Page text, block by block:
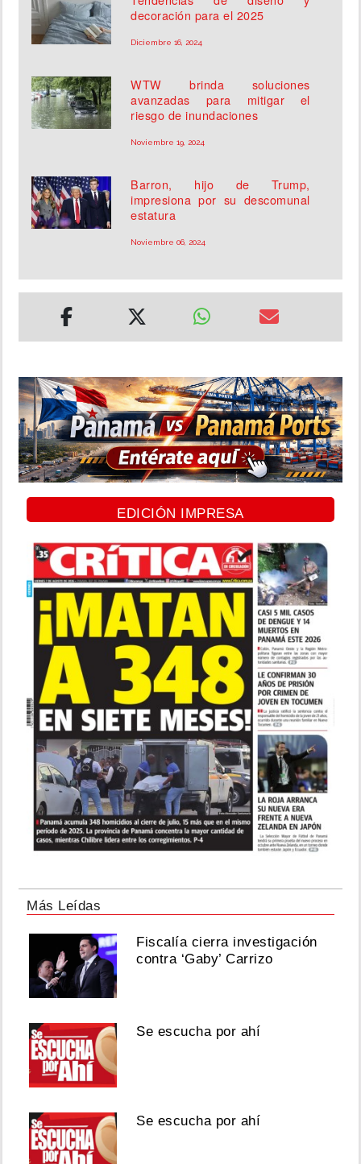
decoración para el 2025
Diciembre 16, 2024
WTW brinda soluciones
avanzadas para mitigar el
riesgo de inundaciones
Noviembre 19, 2024
Barron, hijo de Trump,
impresiona por su descomunal
estatura
Noviembre 06, 2024
EDICIÓN IMPRESA
Más Leídas
Fiscalía cierra investigación
contra ‘Gaby’ Carrizo
Se escucha por ahí
Se escucha por ahí